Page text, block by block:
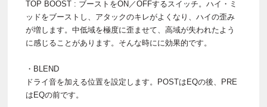
TOP BOOST : ブーストをON／OFFするスイッチ。ハイ・ミ
ッドをブーストし、アタックのキレがよくなり、ハイの歪み
が増します。中低域を極度に歪ませて、高域が失われたよう
に感じることがあります。そんな時にに効果的です。
・BLEND
ドライ音を加える位置を設定します。POSTはEQの後、PRE
はEQの前です。